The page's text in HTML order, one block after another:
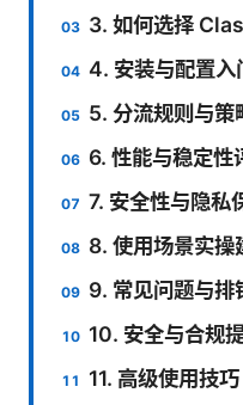
3. 如何选择
4. 安装与配置入
5. 分流规则与策
6. 性能与稳定性
7. 安全性与隐私
8. 使用场景实操
9. 常见问题与排
10. 安全与合规
11. 高级使用技巧